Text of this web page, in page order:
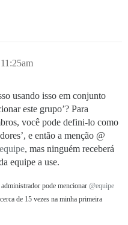
usando isso em conjunto
este grupo’? Para
você pode defini-lo como
e então a menção @
, mas ninguém receberá
equipe a use.
pode mencionar @equipe
de 15 vezes na minha primeira